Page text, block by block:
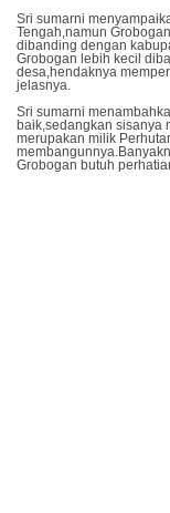
Sri sumarni
Tengah,namun
dibanding dengan
Grobogan lebih kecil
desa,hendaknya
jelasnya.
Sri sumarni
baik,sedangkan sisanya
merupakan milik
Grobogan butuh